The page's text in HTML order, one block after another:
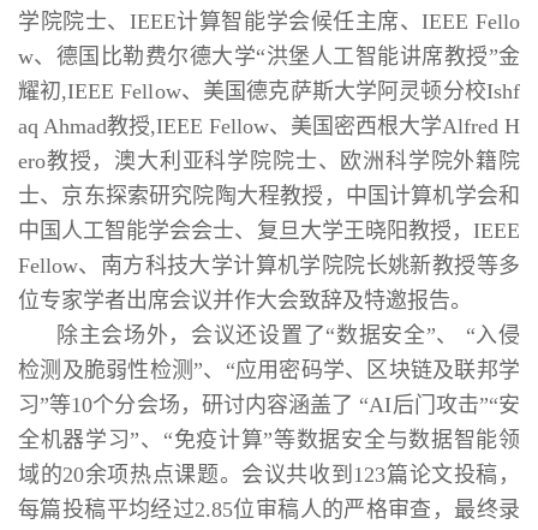
学院院士、IEEE计算智能学会候任主席、IEEE Fello
w、德国比勒费尔德大学“洪堡人工智能讲席教授”金
耀初,IEEE Fellow、美国德克萨斯大学阿灵顿分校Ishf
aq Ahmad教授,IEEE Fellow、美国密西根大学Alfred H
ero教授，澳大利亚科学院院士、欧洲科学院外籍院
士、京东探索研究院陶大程教授，中国计算机学会和
中国人工智能学会会士、复旦大学王晓阳教授，IEEE
Fellow、南方科技大学计算机学院院长姚新教授等多
位专家学者出席会议并作大会致辞及特邀报告。
除主会场外，会议还设置了“数据安全”、 “入侵
检测及脆弱性检测”、“应用密码学、区块链及联邦学
习”等10个分会场，研讨内容涵盖了 “AI后门攻击”“安
全机器学习”、“免疫计算”等数据安全与数据智能领
域的20余项热点课题。会议共收到123篇论文投稿，
每篇投稿平均经过2.85位审稿人的严格审查，最终录